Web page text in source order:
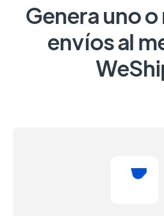
Genera uno
envíos al